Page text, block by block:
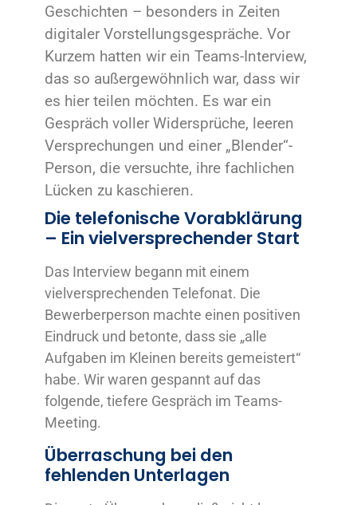
Geschichten – besonders in Zeiten
digitaler Vorstellungsgespräche. Vor
Kurzem hatten wir ein Teams-Interview,
das so außergewöhnlich war, dass wir
es hier teilen möchten. Es war ein
Gespräch voller Widersprüche, leeren
Versprechungen und einer „Blender“-
Person, die versuchte, ihre fachlichen
Lücken zu kaschieren.
Die telefonische Vorabklärung
– Ein vielversprechender Start
Das Interview begann mit einem
vielversprechenden Telefonat. Die
Bewerberperson machte einen positiven
Eindruck und betonte, dass sie „alle
Aufgaben im Kleinen bereits gemeistert“
habe. Wir waren gespannt auf das
folgende, tiefere Gespräch im Teams-
Meeting.
Überraschung bei den
fehlenden Unterlagen